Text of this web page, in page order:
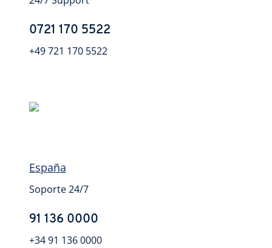
0721 170 5522
+49 721 170 5522
España
Soporte 24/7
91 136 0000
+34 91 136 0000